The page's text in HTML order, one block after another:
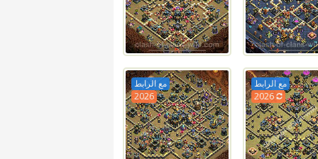
مع الرابط
2026
مع الرابط
2026